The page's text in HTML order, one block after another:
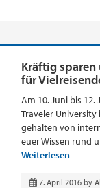
Kräftig sparen
für
Am 10. Juni bis
Traveler
gehalten von
euer Wissen rund
Weiterlesen
7. April 2016 by